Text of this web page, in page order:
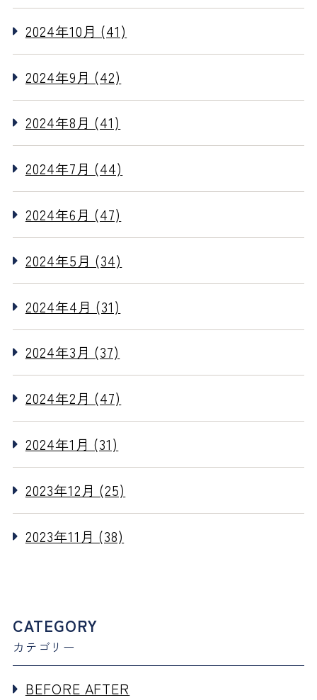
2024年10月 (41)
2024年9月 (42)
2024年8月 (41)
2024年7月 (44)
2024年6月 (47)
2024年5月 (34)
2024年4月 (31)
2024年3月 (37)
2024年2月 (47)
2024年1月 (31)
2023年12月 (25)
2023年11月 (38)
CATEGORY
カテゴリー
BEFORE AFTER